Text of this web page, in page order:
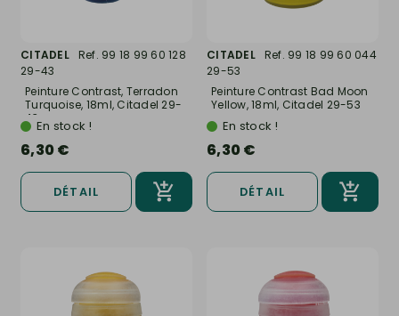
CITADEL
Ref. 99 18 99 60 128
29-43
Peinture Contrast, Terradon
Turquoise, 18ml, Citadel 29-
43En stock !
6,30 €
DÉTAIL
CITADEL
Ref. 99 18 99 60 044
29-53
Peinture Contrast Bad Moon
Yellow, 18ml, Citadel 29-53
En stock !
6,30 €
DÉTAIL